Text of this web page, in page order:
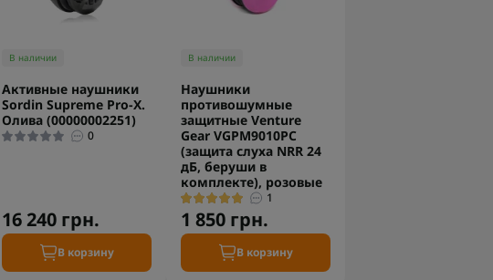
В наличии
Активные наушники
Sordin Supreme Pro-X.
Олива (00000002251)
0
16 240 грн.
В корзину
В наличии
Наушники
противошумные
защитные Venture
Gear VGPM9010PC
(защита слуха NRR 24
дБ, беруши в
комплекте), розовые
1
1 850 грн.
В корзину